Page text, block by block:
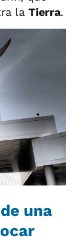
la Tierra.
una